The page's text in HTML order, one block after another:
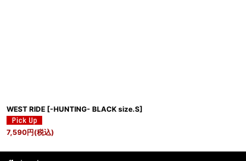
WEST RIDE [-HUNTING- BLACK size.S]
7,590円(税込)